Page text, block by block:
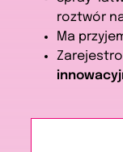
roztwór
Ma